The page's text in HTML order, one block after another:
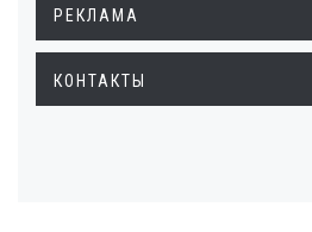
РЕКЛАМА
КОНТАКТЫ